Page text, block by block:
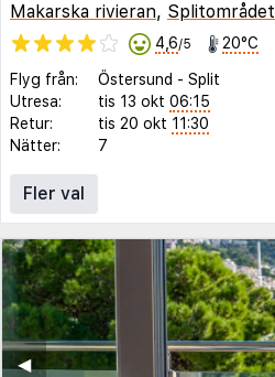
Makarska rivieran, Splitområdet
4,6/5 20°C
Flyg från: Östersund - Split
Utresa:
tis 13 okt 06:15
Retur:
tis 20 okt 11:30
Nätter:
7
Fler val
◀︎